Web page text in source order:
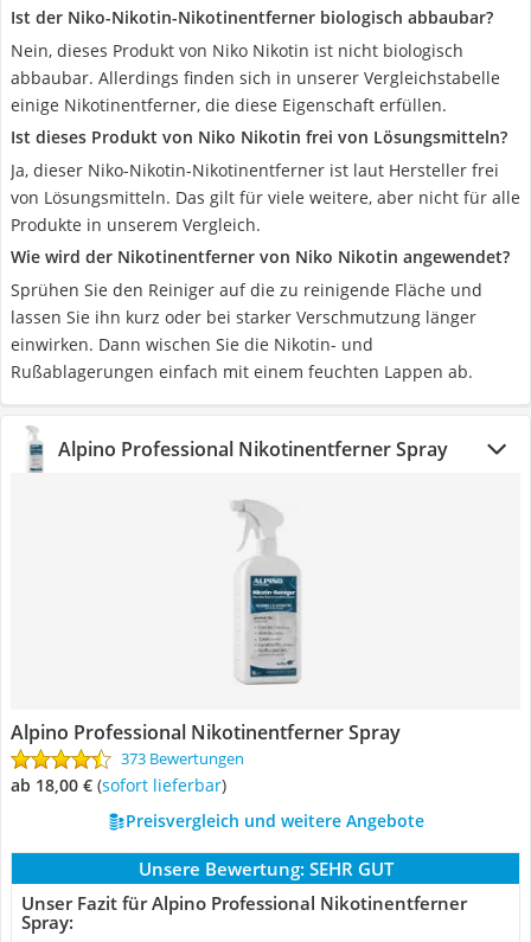
Ist der Niko-Nikotin-Nikotinentferner biologisch abbaubar?
Nein, dieses Produkt von Niko Nikotin ist nicht biologisch
abbaubar. Allerdings finden sich in unserer Vergleichstabelle
einige Nikotinentferner, die diese Eigenschaft erfüllen.
Ist dieses Produkt von Niko Nikotin frei von Lösungsmitteln?
Ja, dieser Niko-Nikotin-Nikotinentferner ist laut Hersteller frei
von Lösungsmitteln. Das gilt für viele weitere, aber nicht für alle
Produkte in unserem Vergleich.
Wie wird der Nikotinentferner von Niko Nikotin angewendet?
Sprühen Sie den Reiniger auf die zu reinigende Fläche und
lassen Sie ihn kurz oder bei starker Verschmutzung länger
einwirken. Dann wischen Sie die Nikotin- und
Rußablagerungen einfach mit einem feuchten Lappen ab.
Alpino Professional Nikotinentferner Spray
Alpino Professional Nikotinentferner Spray
373 Bewertungen
ab 18,00 € ( Sofort lieferbar)
Preisvergleich und weitere Angebote
Unsere Bewertung: SEHR GUT
Unser Fazit für Alpino Professional Nikotinentferner
Spray: